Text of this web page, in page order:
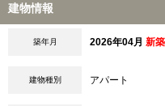
建物情報
築年月 2026年04月 新築
建物種別 アパート